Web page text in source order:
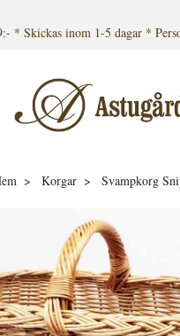
* Skickas inom 1-5 dagar *
Korgar Svampkorg